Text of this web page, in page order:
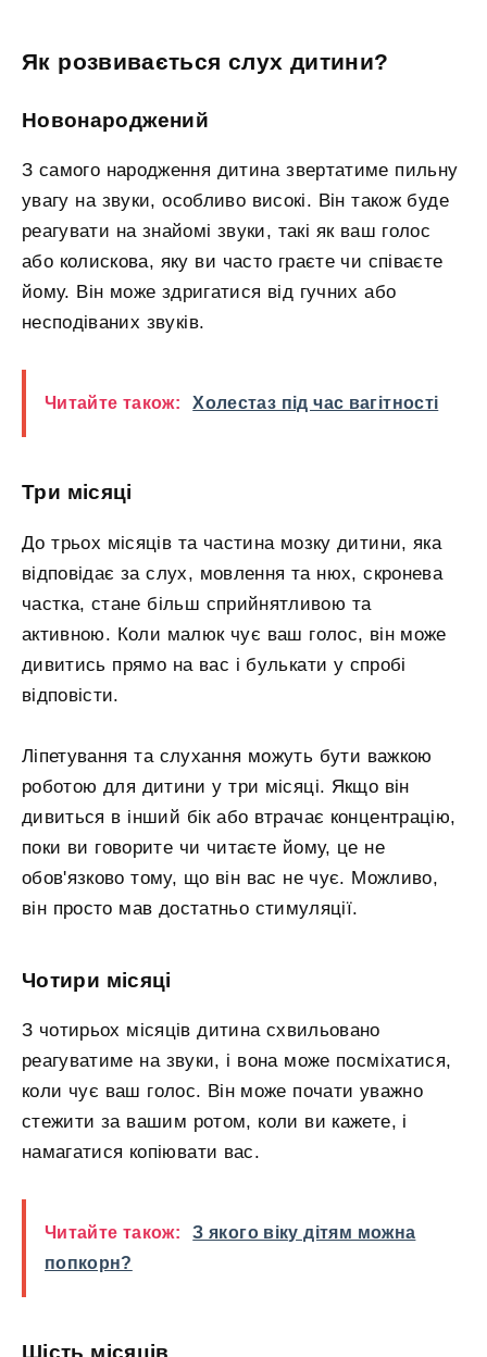
Як розвивається слух дитини?
Новонароджений
З самого народження дитина звертатиме пильну
увагу на звуки, особливо високі. Він також буде
реагувати на знайомі звуки, такі як ваш голос
або колискова, яку ви часто граєте чи співаєте
йому. Він може здригатися від гучних або
несподіваних звуків.
Читайте також: Холестаз під час вагітності
Три місяці
До трьох місяців та частина мозку дитини, яка
відповідає за слух, мовлення та нюх, скронева
частка, стане більш сприйнятливою та
активною. Коли малюк чує ваш голос, він може
дивитись прямо на вас і булькати у спробі
відповісти.
Ліпетування та слухання можуть бути важкою
роботою для дитини у три місяці. Якщо він
дивиться в інший бік або втрачає концентрацію,
поки ви говорите чи читаєте йому, це не
обов'язково тому, що він вас не чує. Можливо,
він просто мав достатньо стимуляції.
Чотири місяці
З чотирьох місяців дитина схвильовано
реагуватиме на звуки, і вона може посміхатися,
коли чує ваш голос. Він може почати уважно
стежити за вашим ротом, коли ви кажете, і
намагатися копіювати вас.
Читайте також:
З якого віку дітям можна
попкорн?
Шість місяців